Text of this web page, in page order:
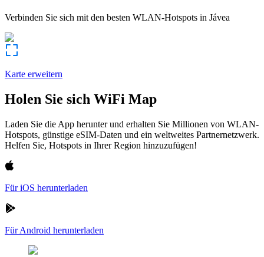
Verbinden Sie sich mit den besten WLAN-Hotspots in Jávea
Karte erweitern
Holen Sie sich WiFi Map
Laden Sie die App herunter und erhalten Sie Millionen von WLAN-
Hotspots, günstige eSIM-Daten und ein weltweites Partnernetzwerk.
Helfen Sie, Hotspots in Ihrer Region hinzuzufügen!
Für iOS herunterladen
Für Android herunterladen